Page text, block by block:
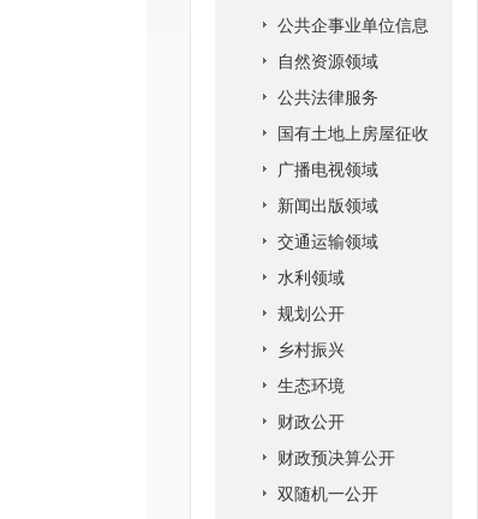
公共企事业单位信息
自然资源领域
公共法律服务
国有土地上房屋征收
广播电视领域
新闻出版领域
交通运输领域
水利领域
规划公开
乡村振兴
生态环境
财政公开
财政预决算公开
双随机一公开